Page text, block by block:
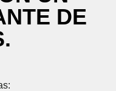
DE